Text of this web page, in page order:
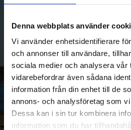
Denna webbplats använder
Vi använder enhetsidentifierare
och annonser till användare,
sociala medier och analysera vår
vidarebefordrar även sådana
information från din enhet till de
annons- och analysföretag som
Dessa kan i sin tur kombinera
information som du har